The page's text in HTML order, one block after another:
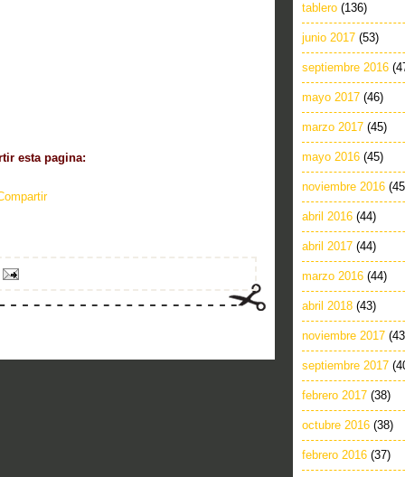
esta pagina:
tablero (136)
junio 2017 (53)
septiembre 2016
mayo 2017 (46)
marzo 2017 (45)
mayo 2016 (45)
noviembre 2016
abril 2016 (44)
abril 2017 (44)
marzo 2016 (44)
abril 2018 (43)
noviembre 2017
septiembre 2017
febrero 2017 (38)
octubre 2016 (38)
febrero 2016 (37)